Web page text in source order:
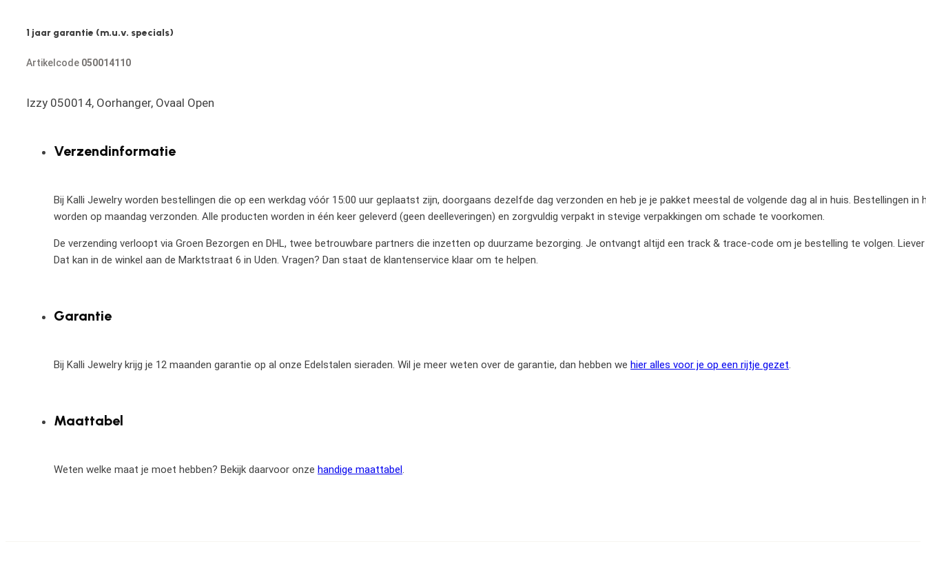
1 jaar garantie (m.u.v. specials)
Artikelcode 050014110
Izzy 050014, Oorhanger, Ovaal Open
Verzendinformatie
Bij Kalli Jewelry worden bestellingen die op een werkdag vóór 15:00 uur geplaatst zijn, doorgaans dezelfde dag verzonden en heb je je pakket meestal de volgende dag al in huis. Bestellingen in
worden op maandag verzonden. Alle producten worden in één keer geleverd (geen deelleveringen) en zorgvuldig verpakt in stevige verpakkingen om schade te voorkomen.
De verzending verloopt via Groen Bezorgen en DHL, twee betrouwbare partners die inzetten op duurzame bezorging. Je ontvangt altijd een track & trace-code om je bestelling te volgen.
Dat kan in de winkel aan de Marktstraat 6 in Uden. Vragen? Dan staat de klantenservice klaar om te helpen.
Garantie
Bij Kalli Jewelry krijg je 12 maanden garantie op al onze Edelstalen sieraden. Wil je meer weten over de garantie, dan hebben we hier alles voor je op een rijtje gezet.
Maattabel
Weten welke maat je moet hebben? Bekijk daarvoor onze handige maattabel.